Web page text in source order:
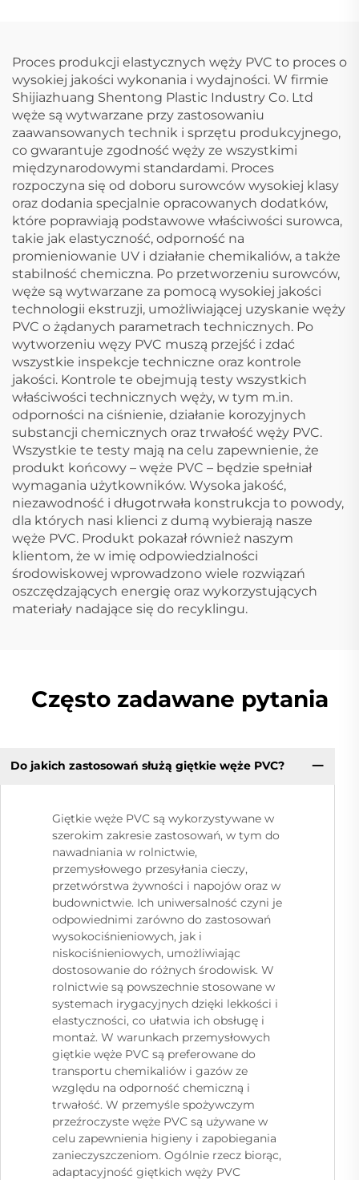
rury UPVC, produkty
plastikowe
Proces produkcji elastycznych węży PVC to proces o
wysokiej jakości wykonania i wydajności. W firmie
Shijiazhuang Shentong Plastic Industry Co. Ltd
węże są wytwarzane przy zastosowaniu
zaawansowanych technik i sprzętu produkcyjnego,
co gwarantuje zgodność węży ze wszystkimi
międzynarodowymi standardami. Proces
rozpoczyna się od doboru surowców wysokiej klasy
oraz dodania specjalnie opracowanych dodatków,
które poprawiają podstawowe właściwości surowca,
takie jak elastyczność, odporność na
promieniowanie UV i działanie chemikaliów, a także
stabilność chemiczna. Po przetworzeniu surowców,
węże są wytwarzane za pomocą wysokiej jakości
technologii ekstruzji, umożliwiającej uzyskanie węży
PVC o żądanych parametrach technicznych. Po
wytworzeniu węzy PVC muszą przejść i zdać
wszystkie inspekcje techniczne oraz kontrole
jakości. Kontrole te obejmują testy wszystkich
właściwości technicznych węży, w tym m.in.
odporności na ciśnienie, działanie korozyjnych
substancji chemicznych oraz trwałość węży PVC.
Wszystkie te testy mają na celu zapewnienie, że
produkt końcowy – węże PVC – będzie spełniał
wymagania użytkowników. Wysoka jakość,
niezawodność i długotrwała konstrukcja to powody,
dla których nasi klienci z dumą wybierają nasze
węże PVC. Produkt pokazał również naszym
klientom, że w imię odpowiedzialności
środowiskowej wprowadzono wiele rozwiązań
oszczędzających energię oraz wykorzystujących
materiały nadające się do recyklingu.
Często zadawane pytania
Do jakich zastosowań służą giętkie węże PVC?
Giętkie węże PVC są wykorzystywane w
szerokim zakresie zastosowań, w tym do
nawadniania w rolnictwie,
przemysłowego przesyłania cieczy,
przetwórstwa żywności i napojów oraz w
budownictwie. Ich uniwersalność czyni je
odpowiednimi zarówno do zastosowań
wysokociśnieniowych, jak i
niskociśnieniowych, umożliwiając
dostosowanie do różnych środowisk. W
rolnictwie są powszechnie stosowane w
systemach irygacyjnych dzięki lekkości i
elastyczności, co ułatwia ich obsługę i
montaż. W warunkach przemysłowych
giętkie węże PVC są preferowane do
transportu chemikaliów i gazów ze
względu na odporność chemiczną i
trwałość. W przemyśle spożywczym
przeźroczyste węże PVC są używane w
celu zapewnienia higieny i zapobiegania
zanieczyszczeniom. Ogólnie rzecz biorąc,
adaptacyjność giętkich węży PVC